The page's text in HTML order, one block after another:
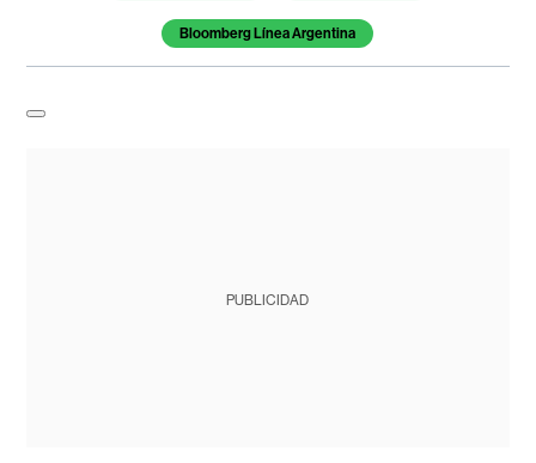
Bloomberg Línea Argentina
PUBLICIDAD